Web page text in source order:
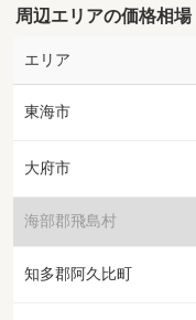
周辺エリアの価格相場
エリア
東海市
大府市
海部郡飛島村
知多郡阿久比町